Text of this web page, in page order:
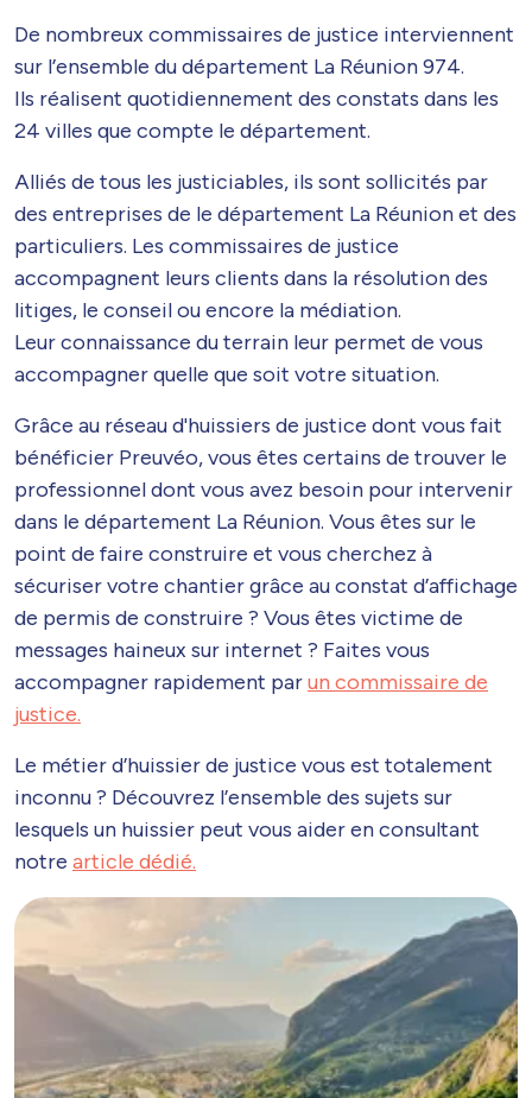
De nombreux commissaires de justice interviennent
sur l’ensemble du département La Réunion 974.
Ils réalisent quotidiennement des constats dans les
24 villes que compte le département.
Alliés de tous les justiciables, ils sont sollicités par
des entreprises de le département La Réunion et des
particuliers. Les commissaires de justice
accompagnent leurs clients dans la résolution des
litiges, le conseil ou encore la médiation.
Leur connaissance du terrain leur permet de vous
accompagner quelle que soit votre situation.
Grâce au réseau d'huissiers de justice dont vous fait
bénéficier Preuvéo, vous êtes certains de trouver le
professionnel dont vous avez besoin pour intervenir
dans le département La Réunion. Vous êtes sur le
point de faire construire et vous cherchez à
sécuriser votre chantier grâce au constat d’affichage
de permis de construire ? Vous êtes victime de
messages haineux sur internet ? Faites vous
accompagner rapidement parun commissaire de
justice.
Le métier d’huissier de justice vous est totalement
inconnu ? Découvrez l’ensemble des sujets sur
lesquels un huissier peut vous aider en consultant
notre article dédié.